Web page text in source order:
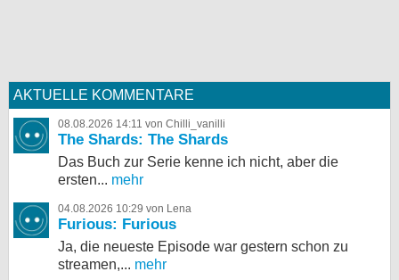
AKTUELLE KOMMENTARE
08.08.2026 14:11 von Chilli_vanilli
The Shards: The Shards
Das Buch zur Serie kenne ich nicht, aber die
ersten... mehr
04.08.2026 10:29 von Lena
Furious: Furious
Ja, die neueste Episode war gestern schon zu
streamen,... mehr